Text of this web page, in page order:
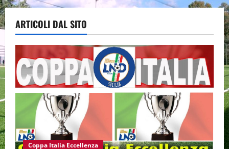
ARTICOLI DAL SITO
Coppa Italia Eccellenza